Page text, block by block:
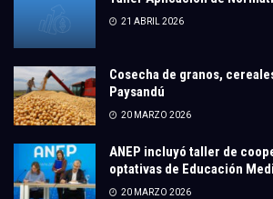
21 ABRIL 2026
Cosecha de granos,
Paysandú
20 MARZO 2026
ANEP incluyó taller de
optativas de Educación
20 MARZO 2026